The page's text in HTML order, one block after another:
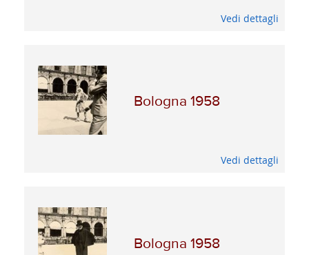
Vedi dettagli
Bologna 1958
Vedi dettagli
Bologna 1958